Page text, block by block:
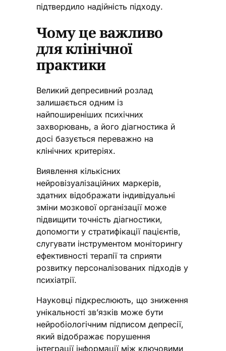
підтвердило надійність підходу.
Чому це важливо
для клінічної
практики
Великий депресивний розлад
залишається одним із
найпоширеніших психічних
захворювань, а його діагностика й
досі базується переважно на
клінічних критеріях.
Виявлення кількісних
нейровізуалізаційних маркерів,
здатних відображати індивідуальні
зміни мозкової організації може
підвищити точність діагностики,
допомогти у стратифікації пацієнтів,
слугувати інструментом моніторингу
ефективності терапії та сприяти
розвитку персоналізованих підходів у
психіатрії.
Науковці підкреслюють, що зниження
унікальності зв’язків може бути
нейробіологічним підписом депресії,
який відображає порушення
інтеграції інформації між ключовими